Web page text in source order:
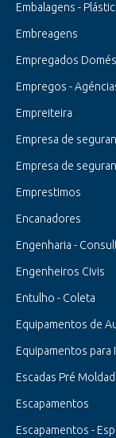
Embalagens -
Embreagens
Empregados
Empregos -
Empreiteira
Empresa de
Empresa de
Emprestimos
Encanadores
Engenharia -
Engenheiros Civis
Entulho - Coleta
Equipamentos de
Equipamentos para
Escadas Pré
Escapamentos
Escapamentos -